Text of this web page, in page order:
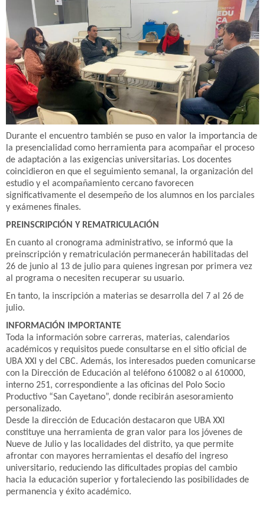
Durante el encuentro también se puso en valor la importancia de
la presencialidad como herramienta para acompañar el proceso
de adaptación a las exigencias universitarias. Los docentes
coincidieron en que el seguimiento semanal, la organización del
estudio y el acompañamiento cercano favorecen
significativamente el desempeño de los alumnos en los parciales
y exámenes finales.
PREINSCRIPCIÓN Y REMATRICULACIÓN
En cuanto al cronograma administrativo, se informó que la
preinscripción y rematriculación permanecerán habilitadas del
26 de junio al 13 de julio para quienes ingresan por primera vez
al programa o necesiten recuperar su usuario.
En tanto, la inscripción a materias se desarrolla del 7 al 26 de
julio.
INFORMACIÓN IMPORTANTE
Toda la información sobre carreras, materias, calendarios
académicos y requisitos puede consultarse en el sitio oficial de
UBA XXI y del CBC. Además, los interesados pueden comunicarse
con la Dirección de Educación al teléfono 610082 o al 610000,
interno 251, correspondiente a las oficinas del Polo Socio
Productivo “San Cayetano”, donde recibirán asesoramiento
personalizado.
Desde la dirección de Educación destacaron que UBA XXI
constituye una herramienta de gran valor para los jóvenes de
Nueve de Julio y las localidades del distrito, ya que permite
afrontar con mayores herramientas el desafío del ingreso
universitario, reduciendo las dificultades propias del cambio
hacia la educación superior y fortaleciendo las posibilidades de
permanencia y éxito académico.